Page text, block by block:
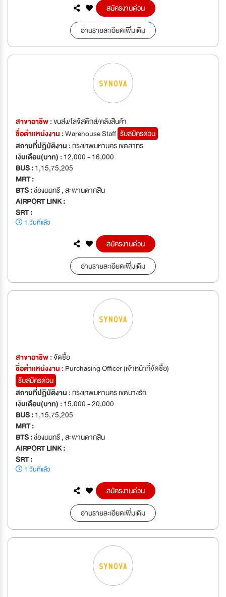
สมัครงานด่วน
อ่านรายละเอียดเพิ่มเติม
สาขาอาชีพ :ขนส่ง/โลจิสติกส์/คลังสินค้า
ชื่อตำเเหน่งงาน :Warehouse Staff รับสมัครด่วน
สถานที่ปฏิบัติงาน :กรุงเทพมหานคร เขตสาทร
เงินเดือน(บาท) : 12,000 - 16,000
BUS :1,15,75,205
MRT :
BTS :ช่องนนทรี , สะพานตากสิน
AIRPORT LINK :
SRT :
1 วันที่แล้ว
สมัครงานด่วน
อ่านรายละเอียดเพิ่มเติม
สาขาอาชีพ :จัดซื้อ
ชื่อตำเเหน่งงาน : Purchasing Officer (เจ้าหน้าที่จัดซื้อ)
รับสมัครด่วน
สถานที่ปฏิบัติงาน :กรุงเทพมหานคร เขตบางรัก
เงินเดือน(บาท) : 15,000 - 20,000
BUS :1,15,75,205
MRT :
BTS :ช่องนนทรี , สะพานตากสิน
AIRPORT LINK :
SRT :
1 วันที่แล้ว
สมัครงานด่วน
อ่านรายละเอียดเพิ่มเติม